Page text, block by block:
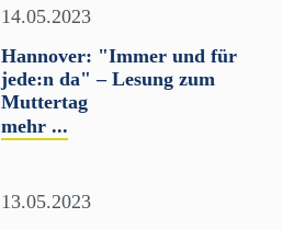
14.05.2023
Hannover: "Immer und für
jede:n da" – Lesung zum
Muttertag
mehr ...
13.05.2023